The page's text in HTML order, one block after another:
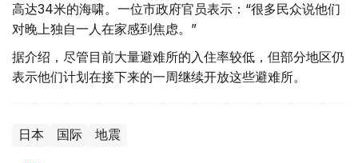
高达34米的海啸。一位市政府官员表示：“很多民众说他们
对晚上独自一人在家感到焦虑。”
据介绍，尽管目前大量避难所的入住率较低，但部分地区仍
表示他们计划在接下来的一周继续开放这些避难所。
日本 国际 地震